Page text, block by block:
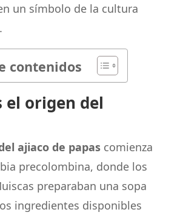
un símbolo de la cultura
contenidos
el origen del
ajiaco de papascomienza
precolombina, donde los
preparaban una sopa
ingredientes disponibles